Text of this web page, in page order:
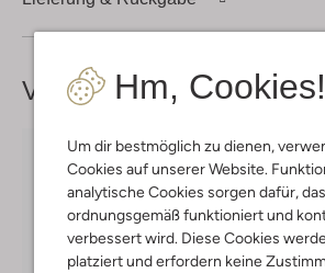
Hm, Cookies!
Um dir bestmöglich zu dienen,
Cookies auf unserer Website.
analytische Cookies sorgen dafür,
ordnungsgemäß funktioniert und
verbessert wird. Diese Cookies
platziert und erfordern keine
Vervollständige deinen